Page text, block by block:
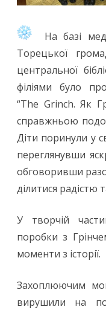
На базі
Торецької
центральної
філіями було
“The Grinch. Як
справжньою
Діти поринули у
переглянувши
обговоривши
ділитися радістю
У творчій
поробки з
моменти з історії.
Захоплюючим
вирушили на